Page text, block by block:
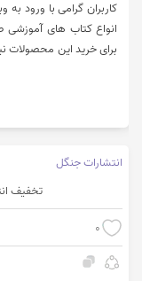
انواع کتاب های
برای خرید این محصولات
انتشارات جنگل
تخفیف انتشارات
0